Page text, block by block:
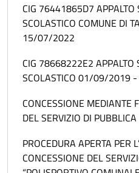
CIG 76441865D7 APPALTO
SCOLASTICO COMUNE DI
15/07/2022
CIG 78668222E2 APPALTO
SCOLASTICO 01/09/2019
CONCESSIONE MEDIANTE
DEL SERVIZIO DI
PROCEDURA APERTA PER
CONCESSIONE DEL